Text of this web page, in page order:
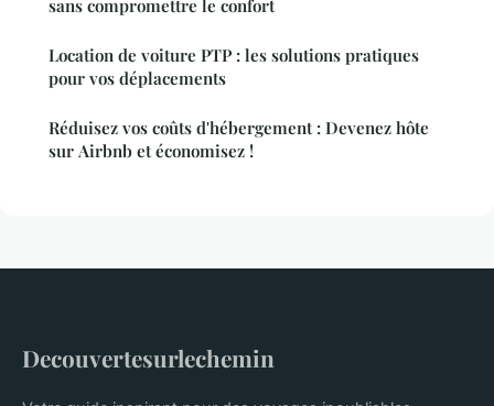
sans compromettre le confort
Location de voiture PTP : les solutions pratiques
pour vos déplacements
Réduisez vos coûts d'hébergement : Devenez hôte
sur Airbnb et économisez !
Decouvertesurlechemin